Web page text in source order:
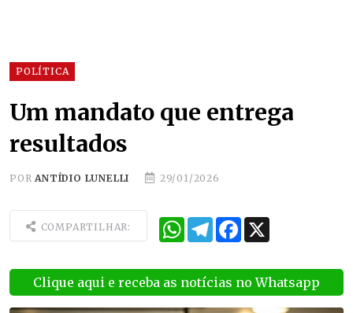
POLÍTICA
Um mandato que entrega
resultados
PORANTÍDIO LUNELLI 29/01/2026
COMPARTILHAR: WhatsApp
TelegramFacebook
Clique aqui e receba as notícias no Whatsapp